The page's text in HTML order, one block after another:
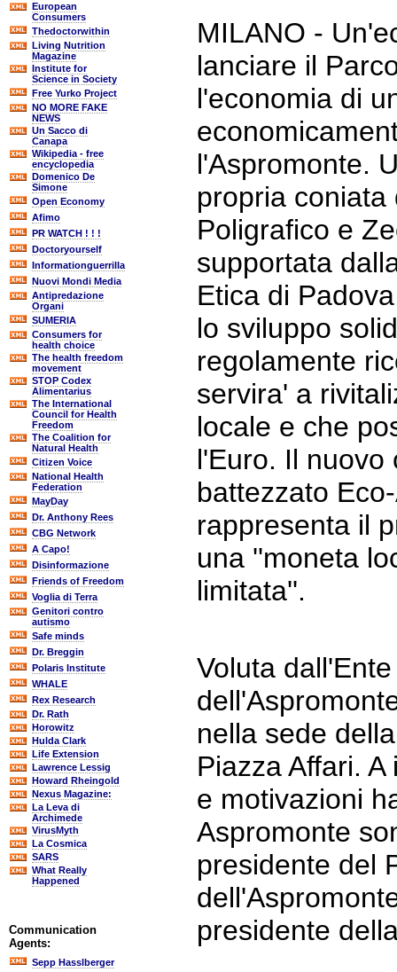
European
Consumers
Thedoctorwithin
Living Nutrition
Magazine
Institute for
Science in Society
Free Yurko Project
NO MORE FAKE
NEWS
Un Sacco di
Canapa
Wikipedia - free
encyclopedia
Domenico De
Simone
Open Economy
Afimo
PR WATCH ! ! !
Doctoryourself
Informationguerrilla
Nuovi Mondi Media
Antipredazione
Organi
SUMERIA
Consumers for
health choice
The health freedom
movement
STOP Codex
Alimentarius
The International
Council for Health
Freedom
The Coalition for
Natural Health
Citizen Voice
National Health
Federation
MayDay
Dr. Anthony Rees
CBG Network
A Capo!
Disinformazione
Friends of Freedom
Voglia di Terra
Genitori contro
autismo
Safe minds
Dr. Breggin
Polaris Institute
WHALE
Rex Research
Dr. Rath
Horowitz
Hulda Clark
Life Extension
Lawrence Lessig
Howard Rheingold
Nexus Magazine:
La Leva di
Archimede
VirusMyth
La Cosmica
SARS
What Really
Happened
Communication
Agents:
Sepp Hasslberger
MILANO -
lanciare il
l'economia di
l'Aspromonte.
propria coniata
Poligrafico e
supportata
Etica di
lo sviluppo
regolamente
servira' a
locale e che
l'Euro. Il nuovo
battezzato
rappresenta il
una ''moneta
limitata''.
Voluta
nella sede
Piazza Affari.
e motivazioni
Aspromonte
presidente del
presidente